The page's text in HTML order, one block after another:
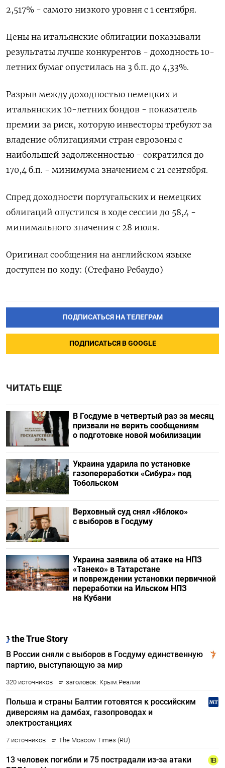
2,517% - самого низкого уровня с 1 сентября.
Цены на итальянские облигации показывали
результаты лучше конкурентов - доходность 10-
летних бумаг опустилась на 3 б.п. до 4,33%.
Разрыв между доходностью немецких и
итальянских 10-летних бондов - показатель
премии за риск, которую инвесторы требуют за
владение облигациями стран еврозоны с
наибольшей задолженностью - сократился до
170,4 б.п. - минимума значением с 21 сентября.
Спред доходности португальских и немецких
облигаций опустился в ходе сессии до 58,4 -
минимального значения с 28 июля.
Оригинал сообщения на английском языке
доступен по коду: (Стефано Ребаудо)
ПОДПИСАТЬСЯ НА ТЕЛЕГРАМ
ПОДПИСАТЬСЯ В GOOGLE
ЧИТАТЬ ЕЩЕ
В Госдуме в четвертый раз за месяц
призвали не верить сообщениям
о подготовке новой мобилизации
Украина ударила по установке
газопереработки «Сибура» под
Тобольском
Верховный суд снял «Яблоко»
с выборов в Госдуму
Украина заявила об атаке на НПЗ
«Танеко» в Татарстане
и повреждении установки первичной
переработки на Ильском НПЗ
на Кубани